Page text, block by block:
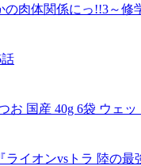
肉体関係にっ!!3～修
お 国産 40g 6袋 ウェッ
イオンvsトラ 陸の